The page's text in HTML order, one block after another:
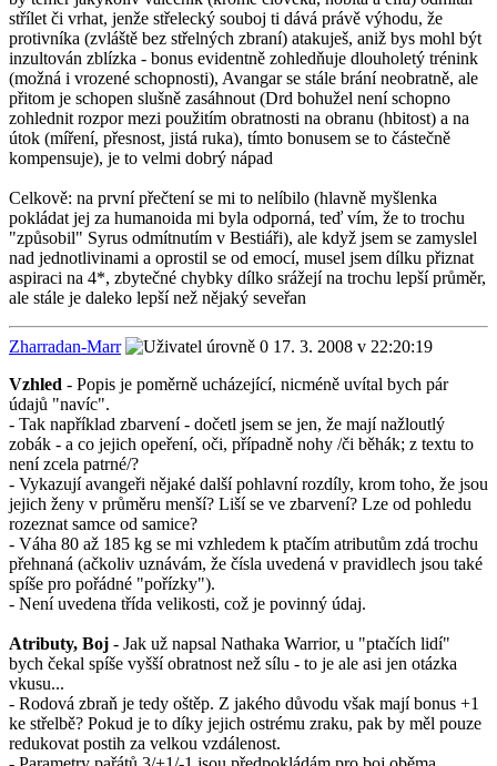
střílet či vrhat, jenže střelecký souboj ti dává právě výhodu, že
protivníka (zvláště bez střelných zbraní) atakuješ, aniž bys mohl být
inzultován zblízka - bonus evidentně zohledňuje dlouholetý trénink
(možná i vrozené schopnosti), Avangar se stále brání neobratně, ale
přitom je schopen slušně zasáhnout (Drd bohužel není schopno
zohlednit rozpor mezi použitím obratnosti na obranu (hbitost) a na
útok (míření, přesnost, jistá ruka), tímto bonusem se to částečně
kompensuje), je to velmi dobrý nápad
Celkově: na první přečtení se mi to nelíbilo (hlavně myšlenka
pokládat jej za humanoida mi byla odporná, teď vím, že to trochu
"způsobil" Syrus odmítnutím v Bestiáři), ale když jsem se zamyslel
nad jednotlivinami a oprostil se od emocí, musel jsem dílku přiznat
aspiraci na 4*, zbytečné chybky dílko srážejí na trochu lepší průměr,
ale stále je daleko lepší než nějaký seveřan
Zharradan-Marr
17. 3. 2008 v 22:20:19
Vzhled - Popis je poměrně ucházející, nicméně uvítal bych pár
údajů "navíc".
- Tak například zbarvení - dočetl jsem se jen, že mají nažloutlý
zobák - a co jejich opeření, oči, případně nohy /či běhák; z textu to
není zcela patrné/?
- Vykazují avangeři nějaké další pohlavní rozdíly, krom toho, že jsou
jejich ženy v průměru menší? Liší se ve zbarvení? Lze od pohledu
rozeznat samce od samice?
- Váha 80 až 185 kg se mi vzhledem k ptačím atributům zdá trochu
přehnaná (ačkoliv uznávám, že čísla uvedená v pravidlech jsou také
spíše pro pořádné "pořízky").
- Není uvedena třída velikosti, což je povinný údaj.
Atributy, Boj - Jak už napsal Nathaka Warrior, u "ptačích lidí"
bych čekal spíše vyšší obratnost než sílu - to je ale asi jen otázka
vkusu...
- Rodová zbraň je tedy oštěp. Z jakého důvodu však mají bonus +1
ke střelbě? Pokud je to díky jejich ostrému zraku, pak by měl pouze
redukovat postih za velkou vzdálenost.